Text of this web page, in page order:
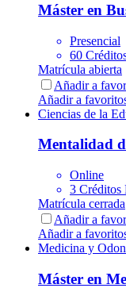
Máster en
Presencial
60
Matrícula abierta
Añadir a
Añadir a
Ciencias de la
Mentalidad
Online
3 Créditos
Matrícula cerrada
Añadir a
Añadir a
Medicina y
Máster en